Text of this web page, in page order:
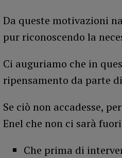
Da queste motivazioni
pur riconoscendo la
Ci auguriamo che in
ripensamento da parte
Se ciò non accadesse,
Enel che non ci sarà
Che prima di